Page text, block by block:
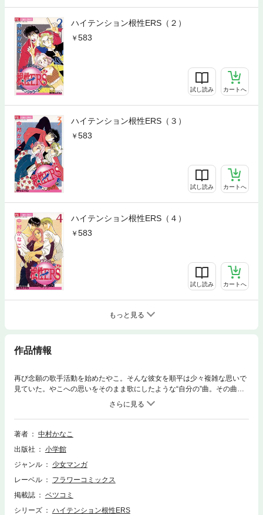
ハイテンション根性ERS（２）
583
試し読み カートへ
ハイテンション根性ERS（３）
583
試し読み カートへ
ハイテンション根性ERS（４）
583
試し読み カートへ
もっと見る
作品情報
再び念願の歌手活動を始めたやこ。そんな彼女を順平は少々複雑な思いで
見ていた。やこへの思いをそのまま歌にしたような“自分の”曲。その曲を
彼女がそれとは知らずに歌う・・・。そんな順平に木戸は！？そしてやこ
著者
中村かなこ
出版社
小学館
ジャンル
少女マンガ
レーベル
フラワーコミックス
掲載誌
ベツコミ
シリーズ
ハイテンション根性ERS